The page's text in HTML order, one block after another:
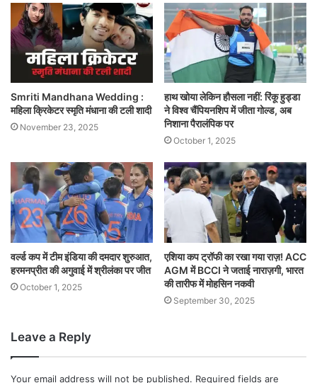
Smriti Mandhana Wedding :
महिला क्रिकेटर स्मृति मंधाना की टली शादी
November 23, 2025
हाथ खोया लेकिन हौसला नहीं: रिंकू हुड्डा
ने विश्व चैंपियनशिप में जीता गोल्ड, अब
निशाना पैरालंपिक पर
October 1, 2025
वर्ल्ड कप में टीम इंडिया की दमदार शुरुआत,
हरमनप्रीत की अगुवाई में श्रीलंका पर जीत
October 1, 2025
एशिया कप ट्रॉफी का रखा गया राज़! ACC
AGM में BCCI ने जताई नाराज़गी, भारत
की तारीफ में मोहसिन नकवी
September 30, 2025
Leave a Reply
Your email address will not be published. Required fields are